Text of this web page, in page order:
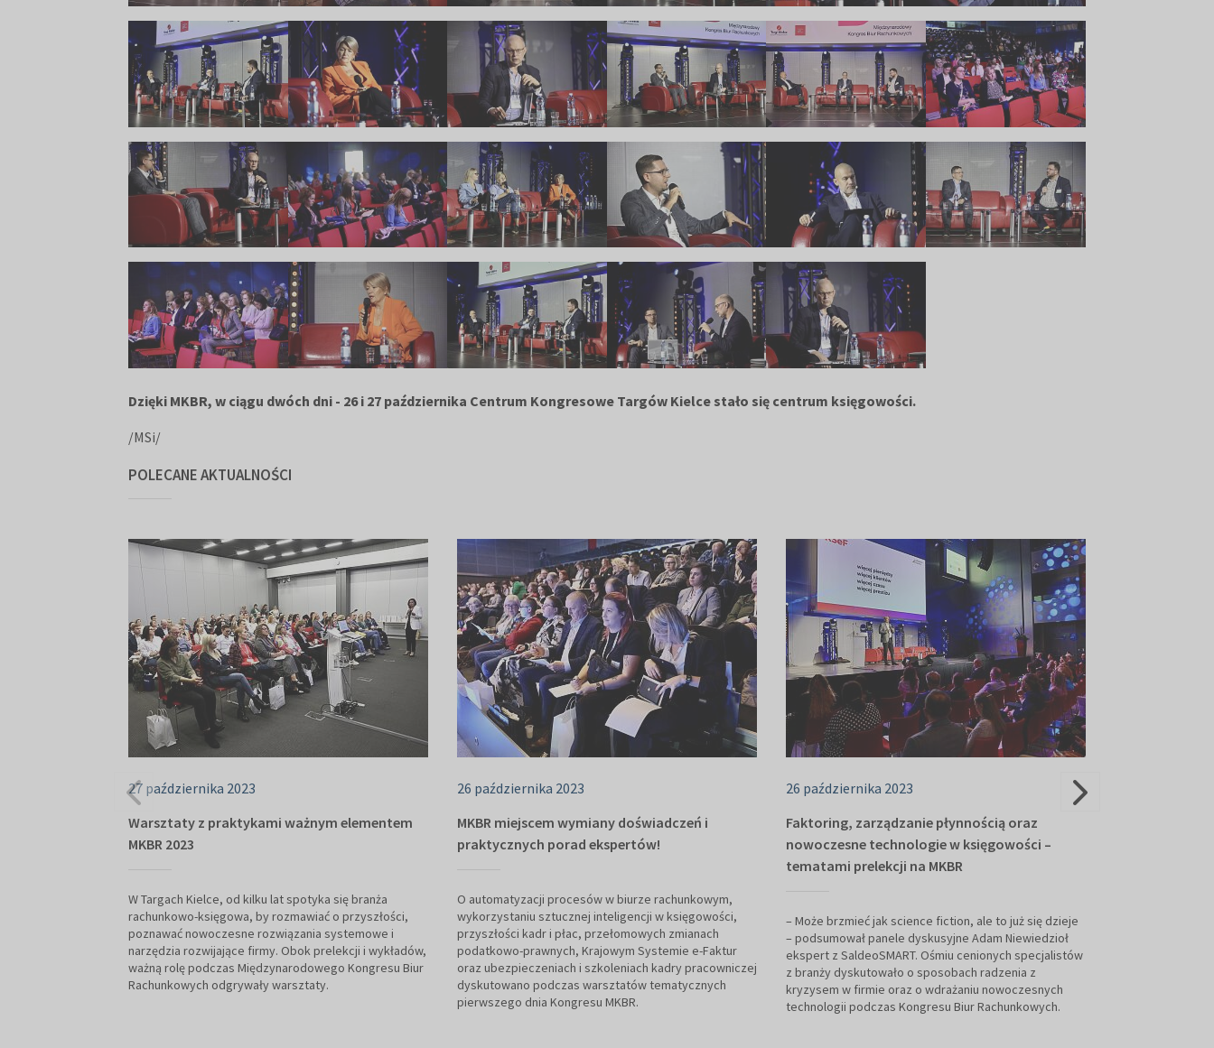
Dzięki MKBR, w ciągu dwóch dni - 26 i 27 października Centrum Kongresowe Targów Kielce stało się centrum księgowości.
/MSi/
POLECANE AKTUALNOŚCI
27 października 2023
Warsztaty z praktykami ważnym elementem
MKBR 2023
W Targach Kielce, od kilku lat spotyka się branża
rachunkowo-księgowa, by rozmawiać o przyszłości,
poznawać nowoczesne rozwiązania systemowe i
narzędzia rozwijające firmy. Obok prelekcji i wykładów,
ważną rolę podczas Międzynarodowego Kongresu Biur
Rachunkowych odgrywały warsztaty.
26 października 2023
MKBR miejscem wymiany doświadczeń i
praktycznych porad ekspertów!
O automatyzacji procesów w biurze rachunkowym,
wykorzystaniu sztucznej inteligencji w księgowości,
przyszłości kadr i płac, przełomowych zmianach
podatkowo-prawnych, Krajowym Systemie e-Faktur
oraz ubezpieczeniach i szkoleniach kadry pracowniczej
dyskutowano podczas warsztatów tematycznych
pierwszego dnia Kongresu MKBR.
26 października 2023
Faktoring, zarządzanie płynnością oraz
nowoczesne technologie w księgowości –
tematami prelekcji na MKBR
– Może brzmieć jak science fiction, ale to już się dzieje
– podsumował panele dyskusyjne Adam Niewiedzioł
ekspert z SaldeoSMART. Ośmiu cenionych specjalistów
z branży dyskutowało o sposobach radzenia z
kryzysem w firmie oraz o wdrażaniu nowoczesnych
technologii podczas Kongresu Biur Rachunkowych.